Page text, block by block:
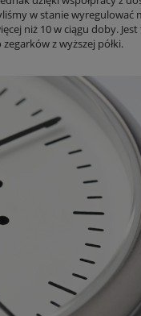
w stanie wyregulować
niż 10 w ciągu doby.
z wyższej półki.